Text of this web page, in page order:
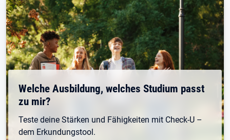
Welche Ausbildung, welches Studium passt
zu mir?
Teste deine Stärken und Fähigkeiten mit Check-U –
dem Erkundungstool.